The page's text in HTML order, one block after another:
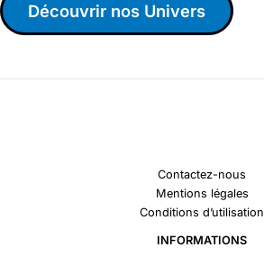
Découvrir nos Univers
Contactez-nous
Mentions légales
Conditions d’utilisation
INFORMATIONS